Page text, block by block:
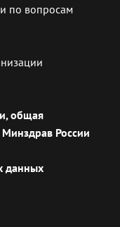
по вопросам
общая
России
данных